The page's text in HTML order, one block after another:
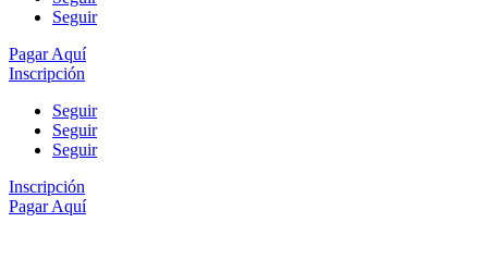
Seguir
Pagar Aquí
Inscripción
Seguir
Seguir
Seguir
Inscripción
Pagar Aquí